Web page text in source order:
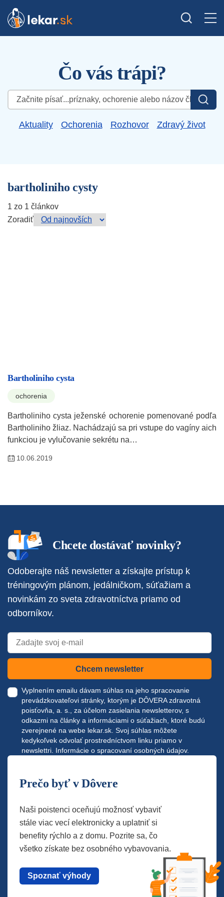
Čo vás trápi?
Hľadať:
Aktuality Ochorenia Rozhovor Zdravý život
bartholiniho cysty
1 zo 1 článkov
Zoradiť
Bartholiniho cysta
ochorenia
Bartholiniho cysta ježenské ochorenie pomenované podľa
Bartholiniho žliaz. Nachádzajú sa pri vstupe do vagíny aich
funkciou je vylučovanie sekrétu na…
10.06.2019
Chcete dostávať novinky?
Odoberajte náš newsletter a získajte prístup k
tréningovým plánom, jedálničkom, súťažiam a
novinkám zo sveta zdravotníctva priamo od
odborníkov.
Chcem newsletter
Vyplnením emailu dávam súhlas na jeho spracovanie
prevádzkovateľovi stránky, ktorým je DÔVERA zdravotná
poisťovňa, a. s., za účelom zasielania newsletterov, s
odkazmi na články a informáciami o súťažiach, ktoré budú
zverejnené na webe lekar.sk . Svoj súhlas môžete
kedykoľvek odvolať prostredníctvom linku priamo v
newslettri. Informácie o spracovaní osobných údajov.
Prečo byť v Dôvere
Naši poistenci oceňujú možnosť vybaviť
stále viac vecí elektronicky a uplatniť si
benefity rýchlo a z domu. Pozrite sa, čo
všetko získate bez osobného vybavovania.
Spoznať výhody